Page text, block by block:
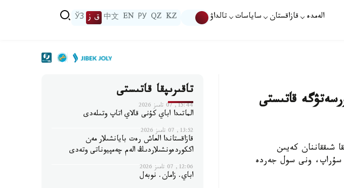
الەمدە قازاقستان ساياسات تالداۋ KZ
QZ
РУ
EN
中文 ق ز ЎЗ
قاتىستى
شىققاننان كەيىن
سۇراپ، ونى سول جەردە
تاقىرىپقا قاتىستى
15:44, 07 تامىز 2026
الماتىدا اباي كۇنى قالاي اتاپ وتىلەدى
13:52, 07 تامىز 2026
قازاقستاندا العاش رەت بايانشىلار مەن
اككوردەونشىلاردىڭ الەم چەمپيوناتى وتەدى
12:06, 07 تامىز 2026
اباي. زامان. نوبەل